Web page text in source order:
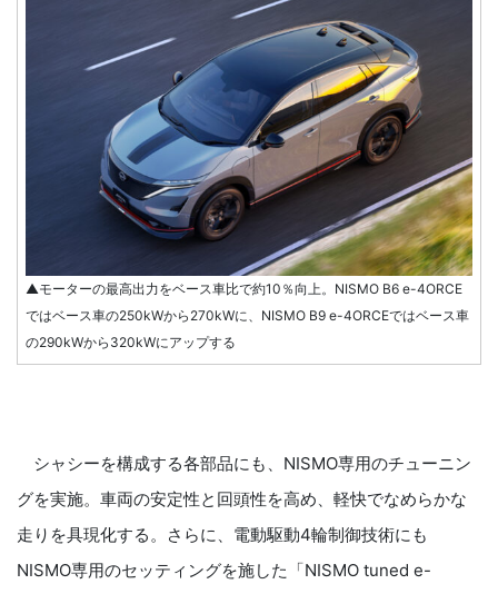
▲モーターの最高出力をベース車比で約10％向上。NISMO B6 e-4ORCE
ではベース車の250kWから270kWに、NISMO B9 e-4ORCEではベース車
の290kWから320kWにアップする
シャシーを構成する各部品にも、NISMO専用のチューニン
グを実施。車両の安定性と回頭性を高め、軽快でなめらかな
走りを具現化する。さらに、電動駆動4輪制御技術にも
NISMO専用のセッティングを施した「NISMO tuned e-